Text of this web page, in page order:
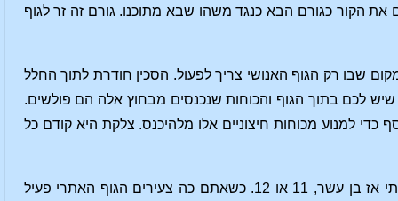
את הקור כגורם הבא כנגד משהו שבא מתוכנו. גורם זה זר לגוף
שבו רק הגוף האנושי צריך לפעול. הסכין חודרת לתוך החלל
לכם בתוך הגוף והכוחות שנכנסים מבחוץ אלה הם פולשים.
כדי למנוע מכוחות חיצוניים אלו מלהיכנס. צלקת היא קודם כל
כעת בואו נניח שאתם צעירים, צעירים מאוד, לדוגמא, כפי שהייתי אני כשגילפתי בעץ. הייתי אז בן עשר, 11 או 12. כשאתם כה צעירים הגוף האתרי פעיל